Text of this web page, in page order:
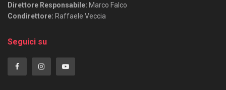
Direttore Responsabile: Marco Falco
Condirettore: Raffaele Veccia
Seguici su